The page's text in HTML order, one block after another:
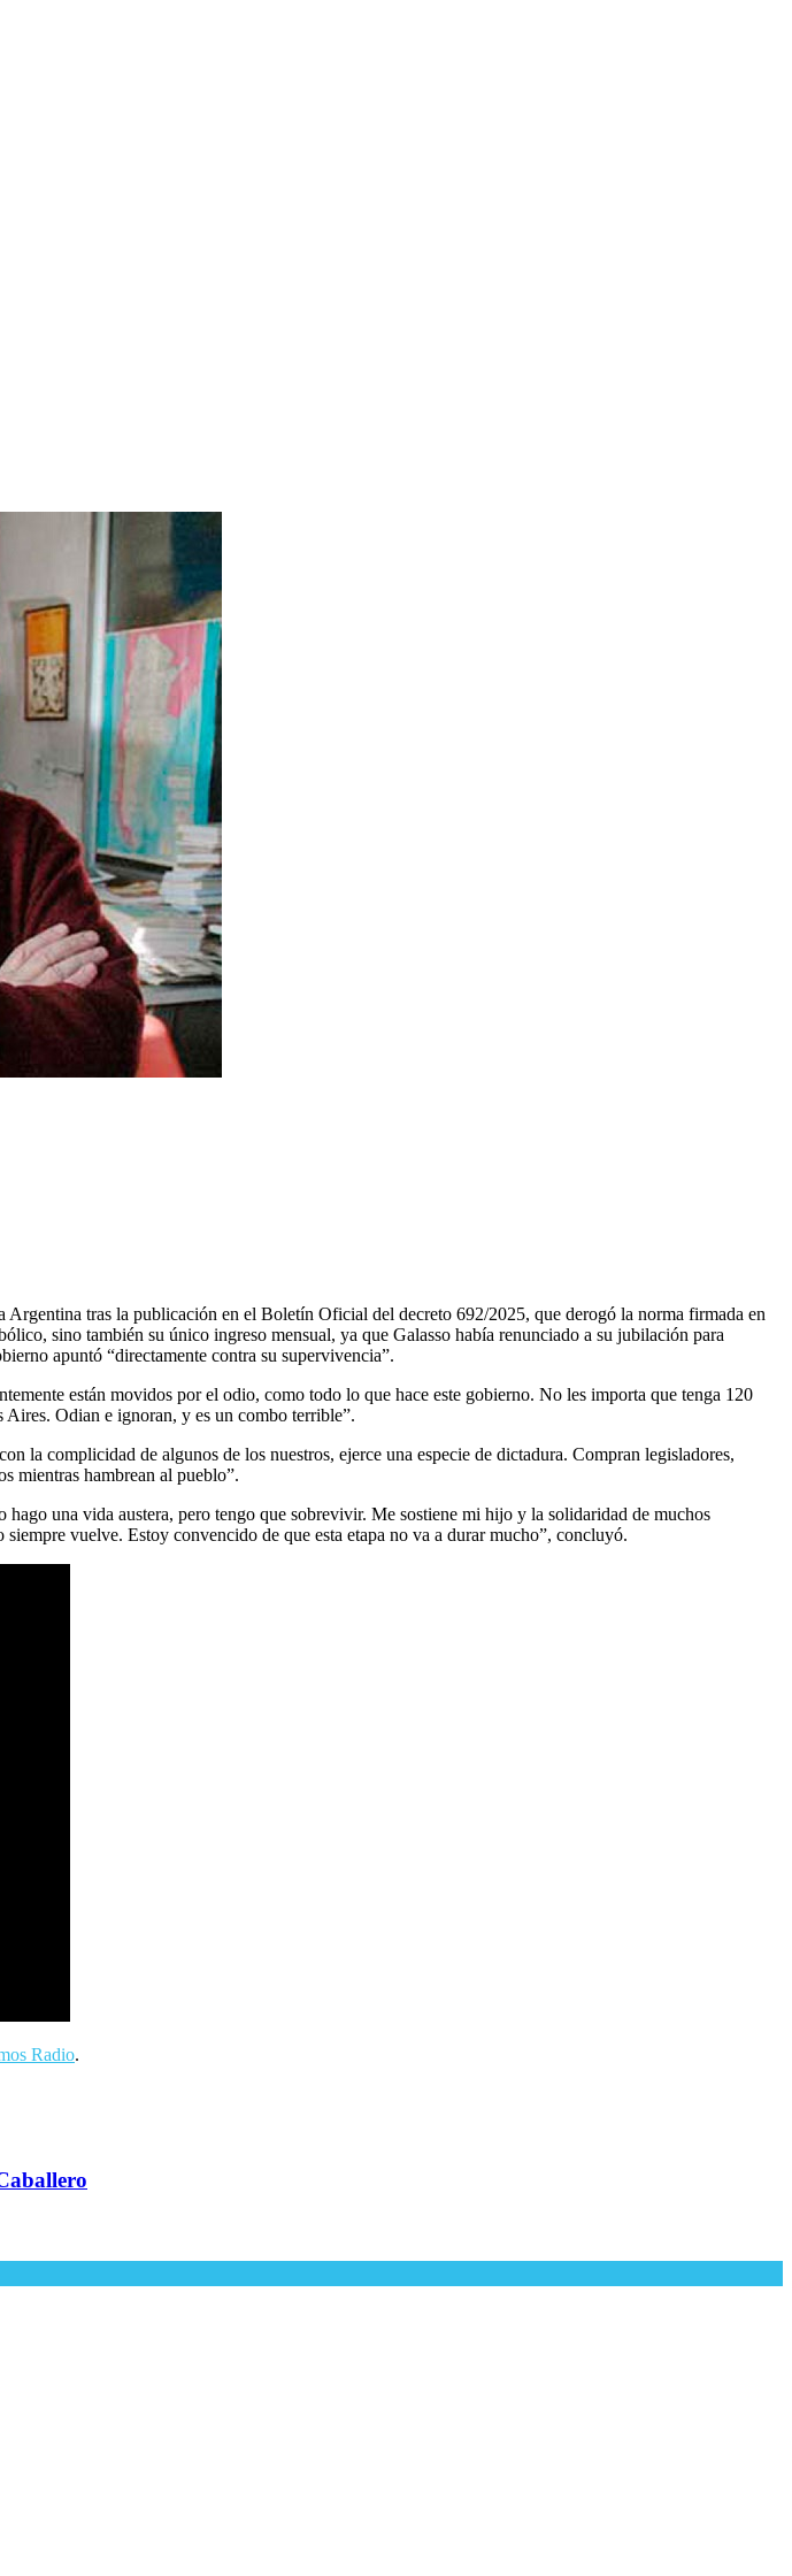
tras la publicación en el Boletín Oficial del decreto 692/2025, que derogó la norma firmada en
sino también su único ingreso mensual, ya que Galasso había renunciado a su jubilación para
apuntó “directamente contra su supervivencia”.
están movidos por el odio, como todo lo que hace este gobierno. No les importa que tenga 120
Odian e ignoran, y es un combo terrible”.
la complicidad de algunos de los nuestros, ejerce una especie de dictadura. Compran legisladores,
mientras hambrean al pueblo”.
una vida austera, pero tengo que sobrevivir. Me sostiene mi hijo y la solidaridad de muchos
vuelve. Estoy convencido de que esta etapa no va a durar mucho”, concluyó.
Radio.